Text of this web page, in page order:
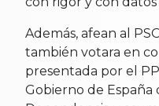
Además, afean al
también votara en
presentada por el
Gobierno de